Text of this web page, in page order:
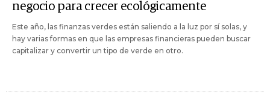
negocio para crecer ecológicamente
Este año, las finanzas verdes están saliendo a la luz por sí solas, y
hay varias formas en que las empresas financieras pueden buscar
capitalizar y convertir un tipo de verde en otro.